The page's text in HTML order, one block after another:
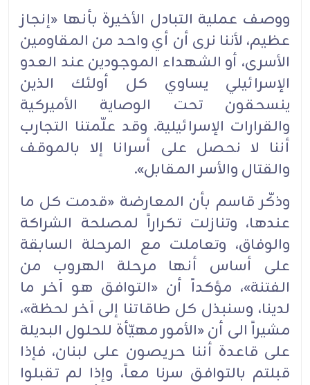
ووصف عملية التبادل الأخيرة بأنها «إنجاز
عظيم، لأننا نرى أن أي واحد من المقاومين
الأسرى، أو الشهداء الموجودين عند العدو
الإسرائيلي يساوي كل أولئك الذين
ينسحقون تحت الوصاية الأميركية
والقرارات الإسرائيلية. وقد علّمتنا التجارب
أننا لا نحصل على أسرانا إلا بالموقف
والقتال والأسر المقابل».
وذكّر قاسم بأن المعارضة «قدمت كل ما
عندها، وتنازلت تكراراً لمصلحة الشراكة
والوفاق، وتعاملت مع المرحلة السابقة
على أساس أنها مرحلة الهروب من
الفتنة»، مؤكداً أن «التوافق هو آخر ما
لدينا، وسنبذل كل طاقاتنا إلى آخر لحظة»،
مشيراً الى أن «الأمور مهيّأة للحلول البديلة
على قاعدة أننا حريصون على لبنان، فإذا
قبلتم بالتوافق سرنا معاً، وإذا لم تقبلوا